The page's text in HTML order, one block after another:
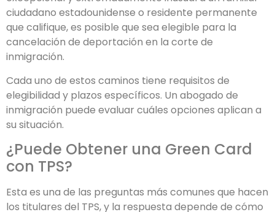
ciudadano estadounidense o residente permanente
que califique, es posible que sea elegible para la
cancelación de deportación en la corte de
inmigración.
Cada uno de estos caminos tiene requisitos de
elegibilidad y plazos específicos. Un abogado de
inmigración puede evaluar cuáles opciones aplican a
su situación.
¿Puede Obtener una Green Card
con TPS?
Esta es una de las preguntas más comunes que hacen
los titulares del TPS, y la respuesta depende de cómo